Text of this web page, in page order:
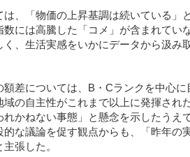
は、「物価の上昇基調は続いている」
数には高騰した「コメ」が含まれてい
、生活実感をいかにデータから汲み
額差については、B・Cランクを中心
域の自主性がこれまで以上に発揮され
れかねない事態」と懸念を示したうえ
な議論を促す観点からも、「昨年の
張した。